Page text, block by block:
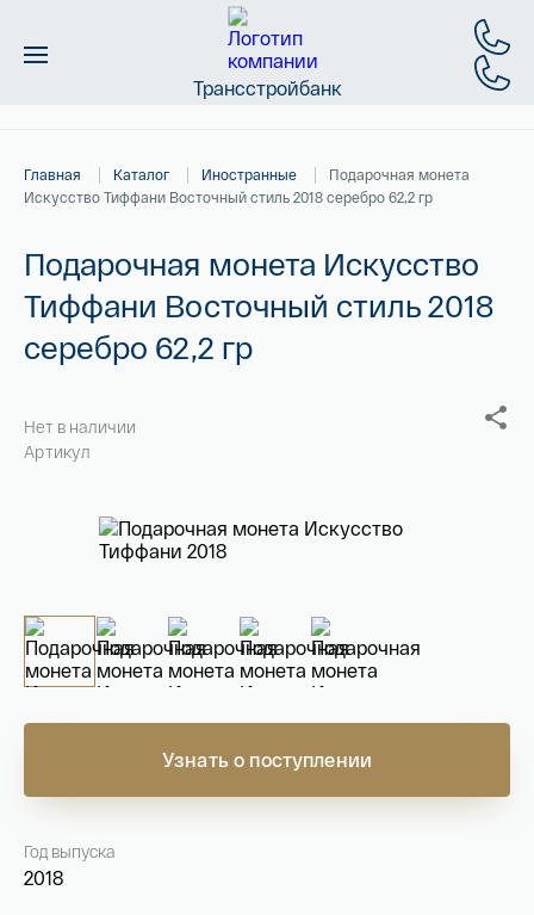
Трансстройбанк
Слитки
Новинки
Скидки
Магазин
На связи с 9:00 до 18:00 (понедельник – пятница)
coins.shop@tsbnk.ru
Главная Каталог Иностранные
Подарочная монета
Искусство Тиффани Восточный стиль 2018 серебро 62,2 гр
Подарочная монета Искусство
Тиффани Восточный стиль 2018
серебро 62,2 гр
Нет в наличии
Артикул
Узнать о поступлении
Год выпуска
2018